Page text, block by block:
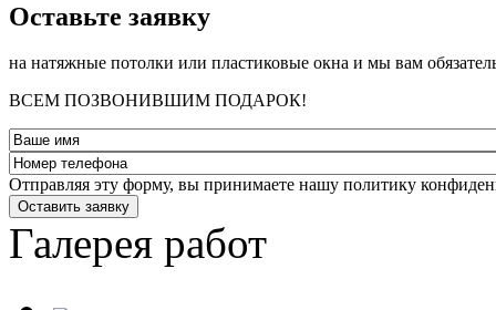
­Оставьте заявку
на натяжные потолки или пластиковые окна и мы вам
ВСЕМ ПОЗВОНИВШИМ ПОДАРОК!
Отправляя эту форму, вы принимаете нашу политику
Оставить заявку
Галерея работ